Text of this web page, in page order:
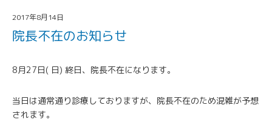
2017年8月14日
院長不在のお知らせ
8月27日( 日) 終日、院長不在になります。
当日は通常通り診療しておりますが、院長不在のため混雑が予想
されます。